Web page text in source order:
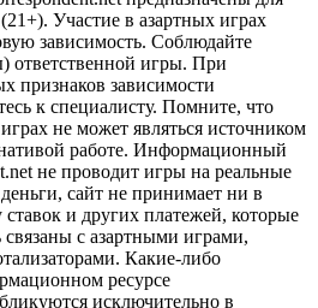
Участие в азартных играх
зависимость. Соблюдайте
ответственной игры. При
признаков зависимости
к специалисту. Помните, что
не может являться источником
работе. Информационный
не проводит игры на реальные
сайт не принимает ни в
и других платежей, которые
с азартными играми,
Какие-либо
ресурсе
исключительно в